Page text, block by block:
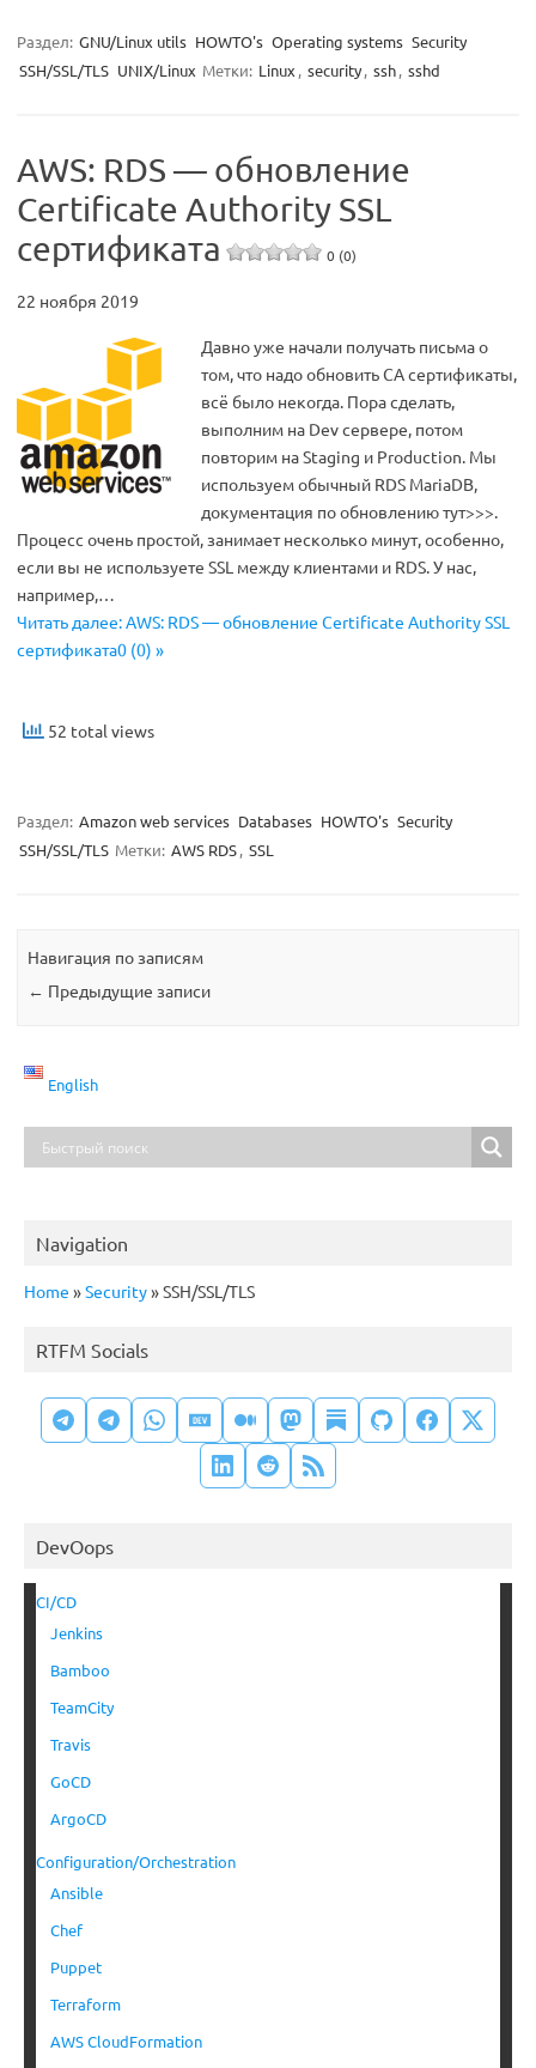
Раздел: GNU/Linux utils HOWTO's Operating systems Security
SSH/SSL/TLS UNIX/Linux Метки: Linux , security, ssh, sshd
AWS: RDS — обновление
Certificate Authority SSL
сертификата
0 (0)
22 ноября 2019
Давно уже начали получать письма о
том, что надо обновить CA сертификаты,
всё было некогда. Пора сделать,
выполним на Dev сервере, потом
повторим на Staging и Production. Мы
используем обычный RDS MariaDB,
документация по обновлению тут>>>.
Процесс очень простой, занимает несколько минут, особенно,
если вы не используете SSL между клиентами и RDS. У нас,
например,…
Читать далее: AWS: RDS — обновление Certificate Authority SSL
сертификата0 (0) »
52 total views
Раздел: Amazon web services Databases HOWTO's Security
SSH/SSL/TLS Метки: AWS RDS, SSL
Навигация по записям
← Предыдущие записи
English
Navigation
Home »Security»SSH/SSL/TLS
RTFM Socials
DevOops
CI/CD
Jenkins
Bamboo
TeamCity
Travis
GoCD
ArgoCD
Configuration/Orchestration
Ansible
Chef
Puppet
Terraform
AWS CloudFormation